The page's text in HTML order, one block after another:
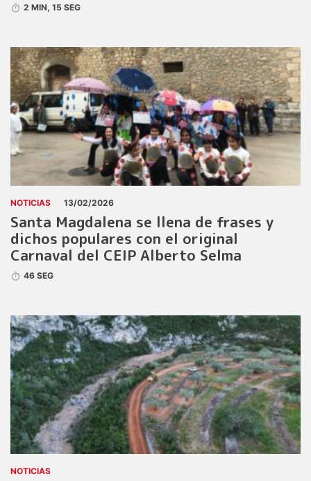
2 MIN, 15 SEG
NOTICIAS 13/02/2026
Santa Magdalena se llena de frases y
dichos populares con el original
Carnaval del CEIP Alberto Selma
46 SEG
NOTICIAS